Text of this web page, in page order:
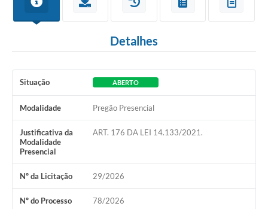
Licenças Concedidas
DOC Licenciamento Ambiental
Notícias
Concursos e Processos Seletivos
Diário Oficial
Acesso a Informação (Transparência)
Detalhes
Situação ABERTO
Modalidade Pregão Presencial
Justificativa da
Modalidade
Presencial
ART. 176 DA LEI 14.133/2021.
Nº da Licitação 29/2026
Nº do Processo 78/2026